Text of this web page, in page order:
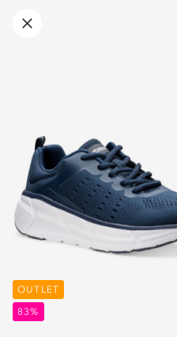
OUTLET
83%
OUTLET
83%